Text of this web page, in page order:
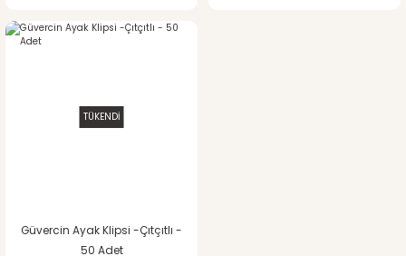
TÜKENDİ
Güvercin Ayak Klipsi -Çıtçıtlı -
50 Adet